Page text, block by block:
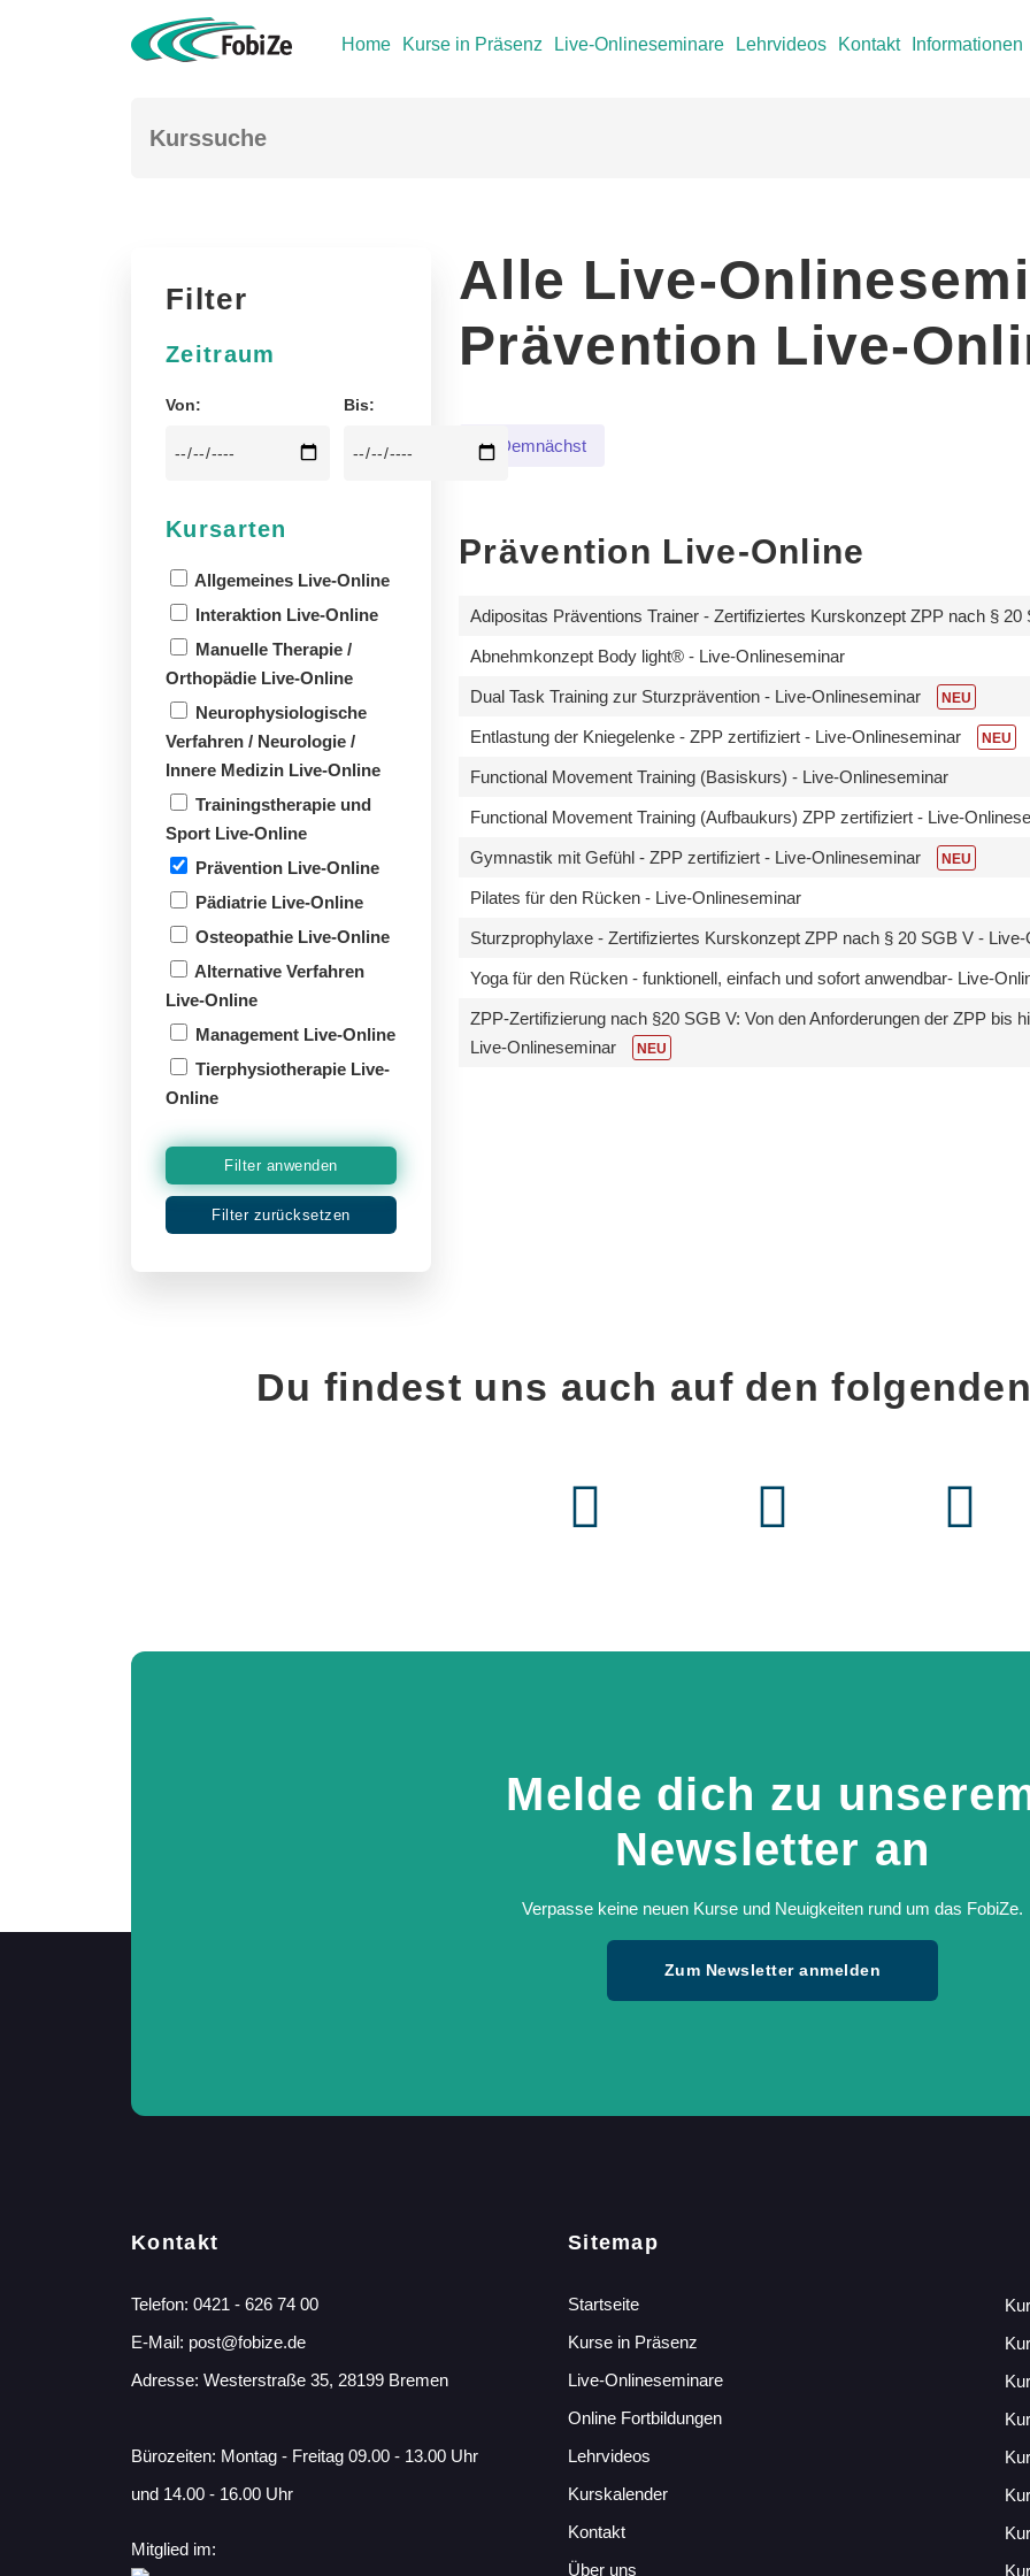
Home Kurse in Präsenz Live-Onlineseminare Lehrvideos Kontakt Informationen
Filter
Zeitraum
Von: Bis:
Kursarten
Allgemeines Live-Online
Interaktion Live-Online
Manuelle Therapie /
Orthopädie Live-Online
Neurophysiologische
Verfahren / Neurologie /
Innere Medizin Live-Online
Trainingstherapie und
Sport Live-Online
Prävention Live-Online
Pädiatrie Live-Online
Osteopathie Live-Online
Alternative Verfahren
Live-Online
Management Live-Online
Tierphysiotherapie Live-
Online
Filter anwenden
Filter zurücksetzen
Alle Live-
Prävention Live-
Demnächst
Prävention Live-Online
Adipositas Präventions Trainer - Zertifiziertes Kurskonzept ZPP nach §
Abnehmkonzept Body light® - Live-Onlineseminar
Dual Task Training zur Sturzprävention - Live-Onlineseminar NEU
Entlastung der Kniegelenke - ZPP zertifiziert - Live-Onlineseminar NEU
Functional Movement Training (Basiskurs) - Live-Onlineseminar
Functional Movement Training (Aufbaukurs) ZPP zertifiziert - Live-
Gymnastik mit Gefühl - ZPP zertifiziert - Live-Onlineseminar NEU
Pilates für den Rücken - Live-Onlineseminar
Sturzprophylaxe - Zertifiziertes Kurskonzept ZPP nach § 20 SGB V -
Yoga für den Rücken - funktionell, einfach und sofort anwendbar- Live-
ZPP-Zertifizierung nach §20 SGB V: Von den Anforderungen der ZPP bis
Live-Onlineseminar
NEU
Du findest uns auch auf den
Melde dich zu
Newsletter an
Verpasse keine neuen Kurse und Neuigkeiten rund um das FobiZe.
Zum Newsletter anmelden
Kontakt
Telefon: 0421 - 626 74 00
E-Mail: post@fobize.de
Adresse: Westerstraße 35, 28199 Bremen
Bürozeiten: Montag - Freitag 09.00 - 13.00 Uhr
und 14.00 - 16.00 Uhr
Mitglied im:
Sitemap
Startseite
Kurse in Präsenz
Live-Onlineseminare
Online Fortbildungen
Lehrvideos
Kurskalender
Kontakt
Über uns